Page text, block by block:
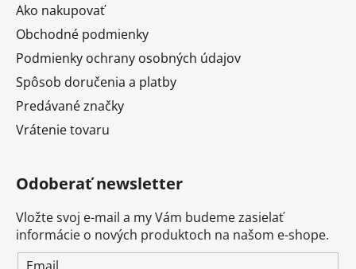
Ako nakupovať
Obchodné podmienky
Podmienky ochrany osobných údajov
Spôsob doručenia a platby
Predávané značky
Vrátenie tovaru
Odoberať newsletter
Vložte svoj e-mail a my Vám budeme zasielať
informácie o nových produktoch na našom e-shope.